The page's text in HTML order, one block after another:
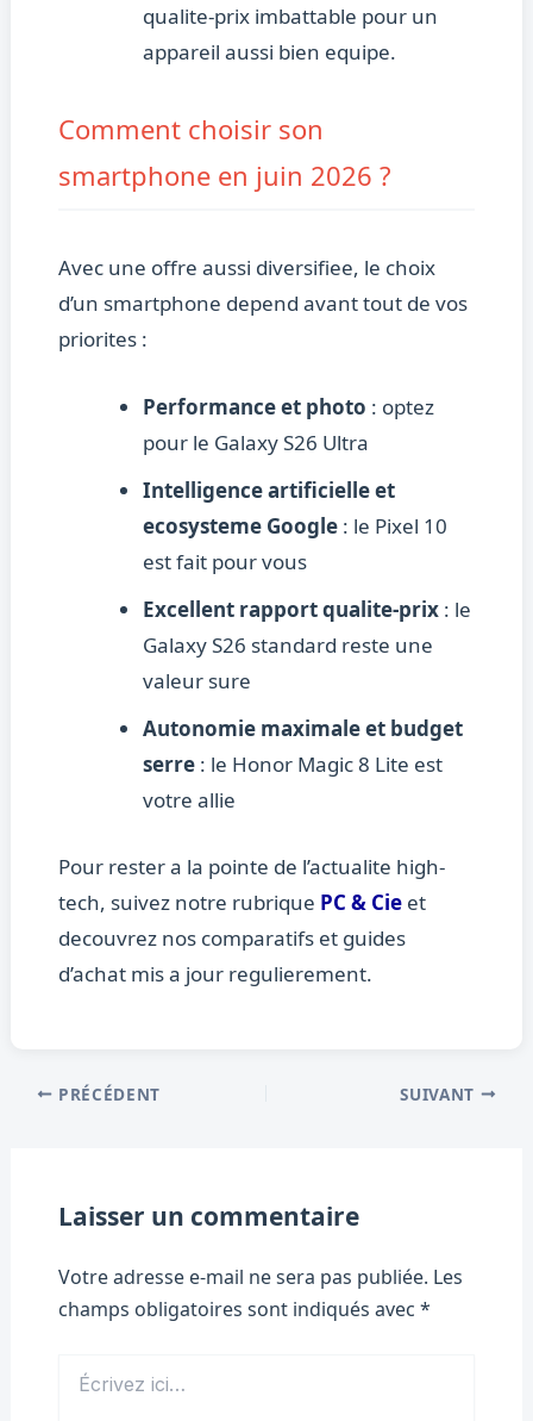
qualite-prix imbattable pour un
appareil aussi bien equipe.
Comment choisir son
smartphone en juin 2026 ?
Avec une offre aussi diversifiee, le choix
d’un smartphone depend avant tout de vos
priorites :
Performance et photo : optez
pour le Galaxy S26 Ultra
Intelligence artificielle et
ecosysteme Google: le Pixel 10
est fait pour vous
Excellent rapport qualite-prix: le
Galaxy S26 standard reste une
valeur sure
Autonomie maximale et budget
serre: le Honor Magic 8 Lite est
votre allie
Pour rester a la pointe de l’actualite high-
tech, suivez notre rubrique PC & Cieet
decouvrez nos comparatifs et guides
d’achat mis a jour regulierement.
PRÉCÉDENT SUIVANT
Laisser un commentaire
Votre adresse e-mail ne sera pas publiée. Les
champs obligatoires sont indiqués avec *
ici…